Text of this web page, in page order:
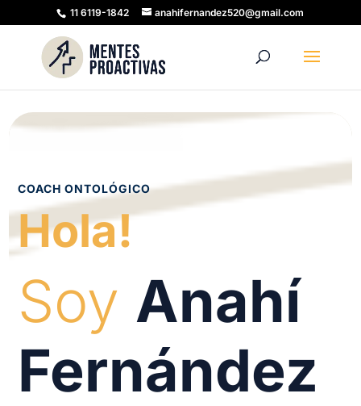
11 6119-1842 anahifernandez520@gmail.com
COACH ONTOLÓGICO
Hola!
Soy Anahí
Fernández